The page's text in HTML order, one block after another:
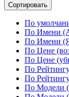
Сортировать
По
По Имени
По Имени
По Цене
По Цене
По
По
По Модели